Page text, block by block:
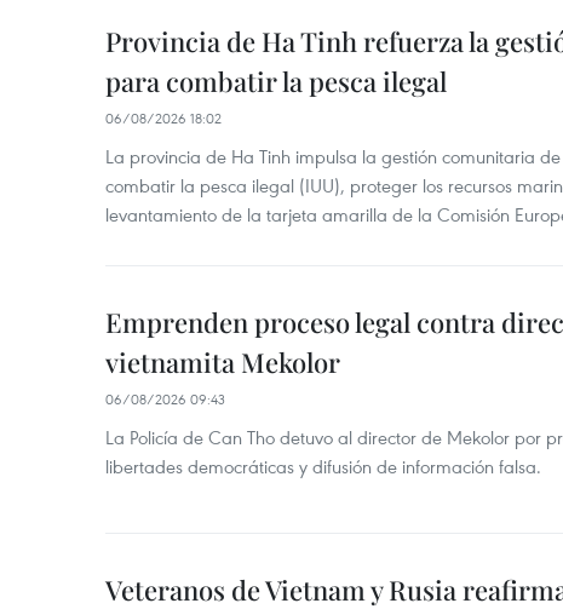
Provincia de Ha Tinh refuerza la
para combatir la pesca ilegal
06/08/2026 18:02
La provincia de Ha Tinh impulsa la gestión comunitaria
combatir la pesca ilegal (IUU), proteger los recursos
levantamiento de la tarjeta amarilla de la Comisión
Emprenden proceso legal contra
vietnamita Mekolor
06/08/2026 09:43
La Policía de Can Tho detuvo al director de Mekolor por
libertades democráticas y difusión de información falsa.
Veteranos de Vietnam y Rusia